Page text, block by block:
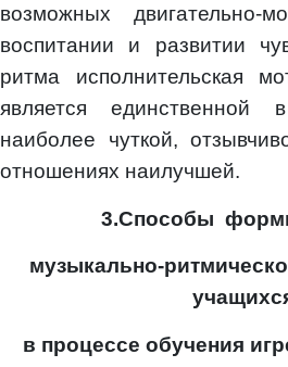
возможных двигательно-
воспитании и развитии
ритма исполнительская
является
наиболее чуткой,
отношениях наилучшей.
3.Способы
музыкально-
в процессе обучения